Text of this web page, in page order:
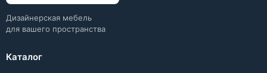
Дизайнерская мебель
для вашего пространства
Каталог